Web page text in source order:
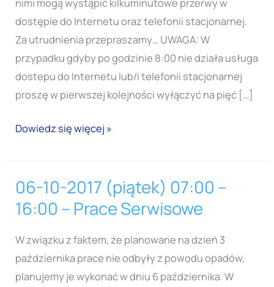
nimi mogą wystąpić kilkuminutowe przerwy w
dostępie do Internetu oraz telefonii stacjonarnej.
Za utrudnienia przepraszamy… UWAGA: W
przypadku gdyby po godzinie 8:00 nie działa usługa
dostepu do Internetu lub/i telefonii stacjonarnej
proszę w pierwszej kolejności wyłączyć na pięć […]
–
08:00
–
Prace
Serwisowe
Dowiedz się więcej »
06-10-2017 (piątek) 07:00 –
16:00 – Prace Serwisowe
W związku z faktem, że planowane na dzień 3
października prace nie odbyły z powodu opadów,
planujemy je wykonać w dniu 6 października. W
06-
10-
(piątek)
07:00
–